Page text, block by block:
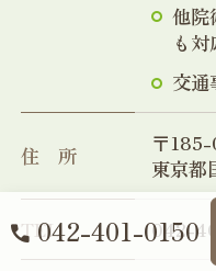
他院
も対
交通
住所
〒
東京都
TEL 042-
042-401-0150